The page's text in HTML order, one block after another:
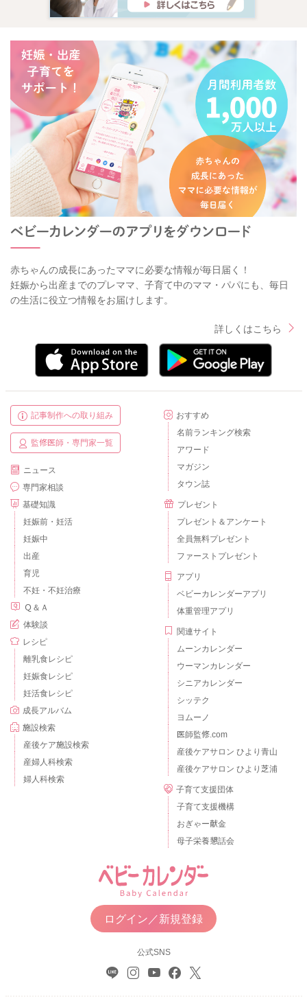
赤ちゃんの成長にあったママに必要な情報が毎日届く！
妊娠から出産までのプレママ、子育て中のママ・パパにも、毎日
の生活に役立つ情報をお届けします。
詳しくはこちら
記事制作への取り組み
監修医師・専門家一覧
ニュース
専門家相談
基礎知識
妊娠前・妊活
妊娠中
出産
育児
不妊・不妊治療
Ｑ＆Ａ
体験談
レシピ
離乳食レシピ
妊娠食レシピ
妊活食レシピ
成長アルバム
施設検索
産後ケア施設検索
産婦人科検索
婦人科検索
おすすめ
名前ランキング検索
アワード
マガジン
タウン誌
プレゼント
プレゼント＆アンケート
全員無料プレゼント
ファーストプレゼント
アプリ
ベビーカレンダーアプリ
体重管理アプリ
関連サイト
ムーンカレンダー
ウーマンカレンダー
シニアカレンダー
シッテク
ヨムーノ
医師監修.com
産後ケアサロン ひより青山
産後ケアサロン ひより芝浦
子育て支援団体
子育て支援機構
おぎゃー献金
母子栄養懇話会
ログイン／新規登録
公式SNS